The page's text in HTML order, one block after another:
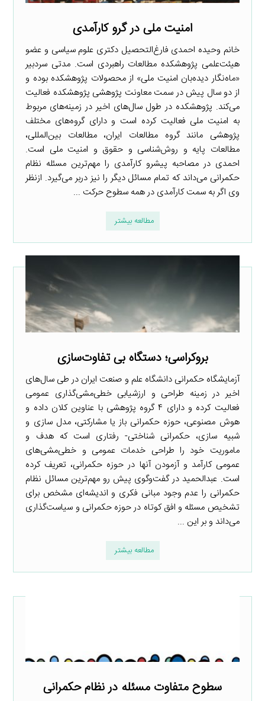
امنیت ملی در گرو کارآمدی
خانم وحیده احمدی فارغ‌التحصیل دکتری علوم سیاسی و عضو
هیئت‌علمی پژوهشکده مطالعات راهبردی است. مدتی سردبیر
«ماه‌نگار دیده‌بان امنیت ملی» از محصولات پژوهشکده بوده و
از دو سال پیش در سمت معاونت پژوهشی پژوهشکده فعالیت
می‌کند. پژوهشکده در طول سال‌های اخیر در زمینه‌های مربوط
به امنیت ملی فعالیت کرده است و دارای گروه‌های مختلف
پژوهشی مانند گروه مطالعات ایران، مطالعات بین‌المللی،
مطالعات پایه و روش‌شناسی و حقوق و امنیت ملی است.
احمدی در مصاحبه پیشرو کارآمدی را مهم‌ترین مسئله نظام
حکمرانی می‌داند که تمام مسائل دیگر را نیز دربر می‌گیرد. ازنظر
وی اگر به سمت کارآمدی در همه سطوح حرکت ...
مطالعه بیشتر
بروکراسی؛ دستگاه بی تفاوت‌سازی
آزمایشگاه حکمرانی دانشگاه علم و صنعت ایران در طی سال‌های
اخیر در زمینه طراحی و ارزشیابی خطی‌مشی‌گذاری عمومی
فعالیت کرده و دارای ۴ گروه پژوهشی با عناوین کلان داده و
هوش مصنوعی، حوزه حکمرانی باز یا مشارکتی، مدل سازی و
شبیه سازی، حکمرانی شناختی- رفتاری است که هدف و
ماموریت خود را طراحی خدمات عمومی و خطی‌مشی‌های
عمومی کارآمد و آزمودن آنها در حوزه حکمرانی، تعریف کرده
است. عبدالحمید در گفت‌وگوی پیش رو مهم‌ترین مسائل نظام
حکمرانی را عدم وجود مبانی فکری و اندیشه‌ای مشخص برای
تشخیص مسئله و افق کوتاه در حوزه حکمرانی و سیاست‌گذاری
می‌داند و بر این ...
مطالعه بیشتر
سطوح متفاوت مسئله در نظام حکمرانی